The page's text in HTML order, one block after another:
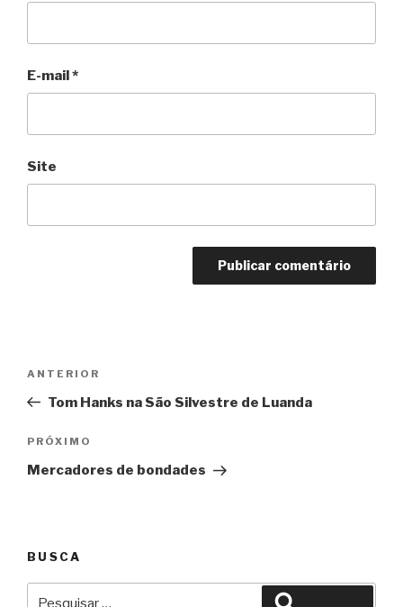
E-mail*
Site
Post
Anterior
ANTERIOR
Tom Hanks na São Silvestre de Luanda
Próximo
PRÓXIMO
Mercadores de bondades
BUSCA